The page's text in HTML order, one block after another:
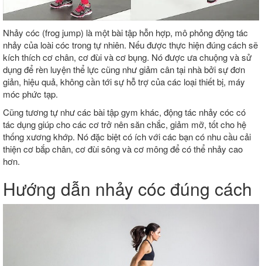
Nhảy cóc (frog jump) là một bài tập hỗn hợp, mô phỏng động tác
nhảy của loài cóc trong tự nhiên. Nếu được thực hiện đúng cách sẽ
kích thích cơ chân, cơ đùi và cơ bụng. Nó được ưa chuộng và sử
dụng để rèn luyện thể lực cũng như giảm cân tại nhà bởi sự đơn
giản, hiệu quả, không cần tới sự hỗ trợ của các loại thiết bị, máy
móc phức tạp.
Cũng tương tự như các bài tập gym khác, động tác nhảy cóc có
tác dụng giúp cho các cơ trở nên săn chắc, giảm mỡ, tốt cho hệ
thống xương khớp. Nó đặc biệt có ích với các bạn có nhu cầu cải
thiện cơ bắp chân, cơ đùi sông và cơ mông để có thể nhảy cao
hơn.
Hướng dẫn nhảy cóc đúng cách